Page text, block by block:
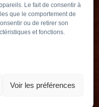
Le fait de consentir à
que le comportement de
ou de retirer son
et fonctions.
Voir les préférences